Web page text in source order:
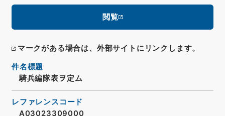
閲覧
マークがある場合は、外部サイトにリンクします。
件名標題
騎兵編隊表ヲ定ム
レファレンスコード
A03023309000